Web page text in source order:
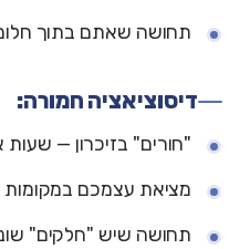
תחושה שאתם בתוך
דיסוציאציה חמורה:
"חורים" בזיכרון — שעות
מציאת עצמכם
תחושה שיש "חלקים"